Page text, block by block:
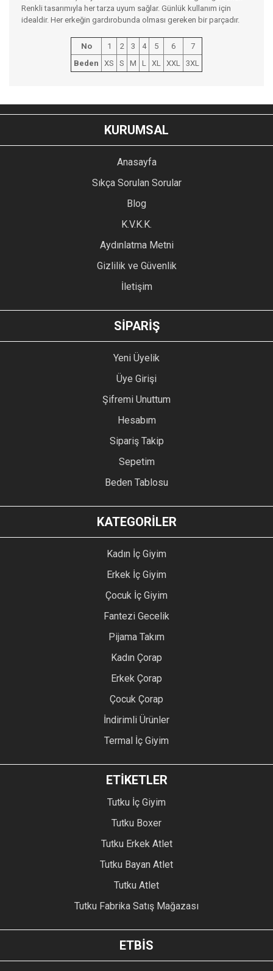
Renkli tasarımıyla her tarza uyum sağlar. Günlük kullanım için
idealdir. Her erkeğin gardırobunda olması gereken bir parçadır.
No 1 2 3 4 5 6
7
Beden
XS S M L XL XXL 3XL
YORUM YAZ
Bu ürünün fiyat bilgisi, resim, ürün açıklamalarında ve diğer
konularda yetersiz gördüğünüz noktaları öneri formunu
kullanarak tarafımıza iletebilirsiniz.
Ürün resmi kalitesiz, bozuk veya görüntülenemiyor.
Ürün açıklamasında eksik bilgiler bulunuyor.
Ürün bilgilerinde hatalar bulunuyor.
Ürün fiyatı diğer sitelerden daha pahalı.
GÖNDER
KURUMSAL
Anasayfa
Sıkça Sorulan Sorular
Blog
K.V.K.K.
Aydınlatma Metni
Gizlilik ve Güvenlik
İletişim
SİPARİŞ
Yeni Üyelik
Üye Girişi
Şifremi Unuttum
Hesabım
Sipariş Takip
Sepetim
Beden Tablosu
KATEGORİLER
Kadın İç Giyim
Erkek İç Giyim
Çocuk İç Giyim
Fantezi Gecelik
Pijama Takım
Kadın Çorap
Erkek Çorap
Çocuk Çorap
İndirimli Ürünler
Termal İç Giyim
ETİKETLER
Tutku İç Giyim
Tutku Boxer
Tutku Erkek Atlet
Tutku Bayan Atlet
Tutku Atlet
Tutku Fabrika Satış Mağazası
ETBİS